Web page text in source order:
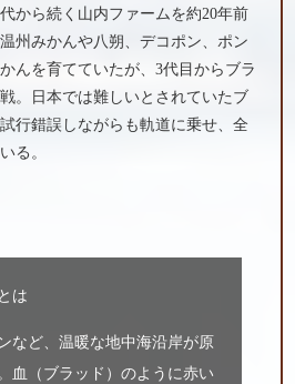
から続く山内ファームを約20年前
州みかんや八朔、デコポン、ポン
んを育てていたが、3代目からブラ
。日本では難しいとされていたブ
行錯誤しながらも軌道に乗せ、全
る。
は
など、温暖な地中海沿岸が原
血（ブラッド）のように赤い